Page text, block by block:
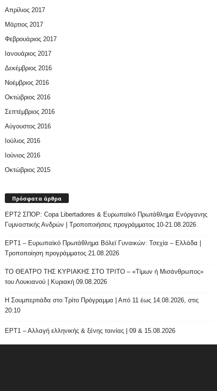
Απρίλιος 2017
Μάρτιος 2017
Φεβρουάριος 2017
Ιανουάριος 2017
Δεκέμβριος 2016
Νοέμβριος 2016
Οκτώβριος 2016
Σεπτέμβριος 2016
Αύγουστος 2016
Ιούλιος 2016
Ιούνιος 2016
Οκτώβριος 2015
Πρόσφατα άρθρα
ΕΡΤ2 ΣΠΟΡ: Copa Libertadores & Ευρωπαϊκό Πρωτάθλημα Ενόργανης
Γυμναστικής Ανδρών | Τροποποιήσεις προγράμματος 10-21.08.2026
ΕΡΤ1 – Ευρωπαϊκό Πρωτάθλημα Βόλεϊ Γυναικών: Τσεχία – Ελλάδα |
Τροποποίηση προγράμματος 21.08.2026
ΤΟ ΘΕΑΤΡΟ ΤΗΣ ΚΥΡΙΑΚΗΣ ΣΤΟ ΤΡΙΤΟ – «Τίμων ή Μισάνθρωπος»
του Λουκιανού | Κυριακή 09.08.2026
H Σουμπερτιάδα στο Τρίτο Πρόγραμμα | Από 11 έως 14.08.2026, στις
20:10
ΕΡΤ1 – Αλλαγή ελληνικής & ξένης ταινίας | 09 & 15.08.2026